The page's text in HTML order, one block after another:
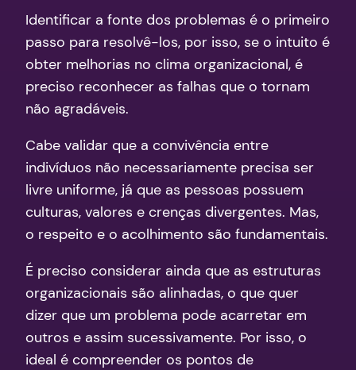
Identificar a fonte dos problemas é o primeiro
passo para resolvê-los, por isso, se o intuito é
obter melhorias no clima organizacional, é
preciso reconhecer as falhas que o tornam
não agradáveis.
Cabe validar que a convivência entre
indivíduos não necessariamente precisa ser
livre uniforme, já que as pessoas possuem
culturas, valores e crenças divergentes. Mas,
o respeito e o acolhimento são fundamentais.
É preciso considerar ainda que as estruturas
organizacionais são alinhadas, o que quer
dizer que um problema pode acarretar em
outros e assim sucessivamente. Por isso, o
ideal é compreender os pontos de